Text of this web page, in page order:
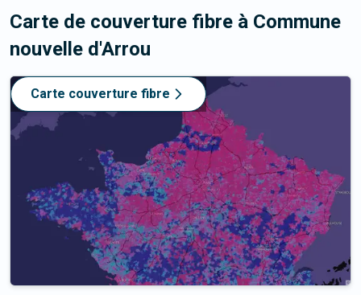
Carte de couverture fibre à Commune
nouvelle d'Arrou
Carte couverture fibre